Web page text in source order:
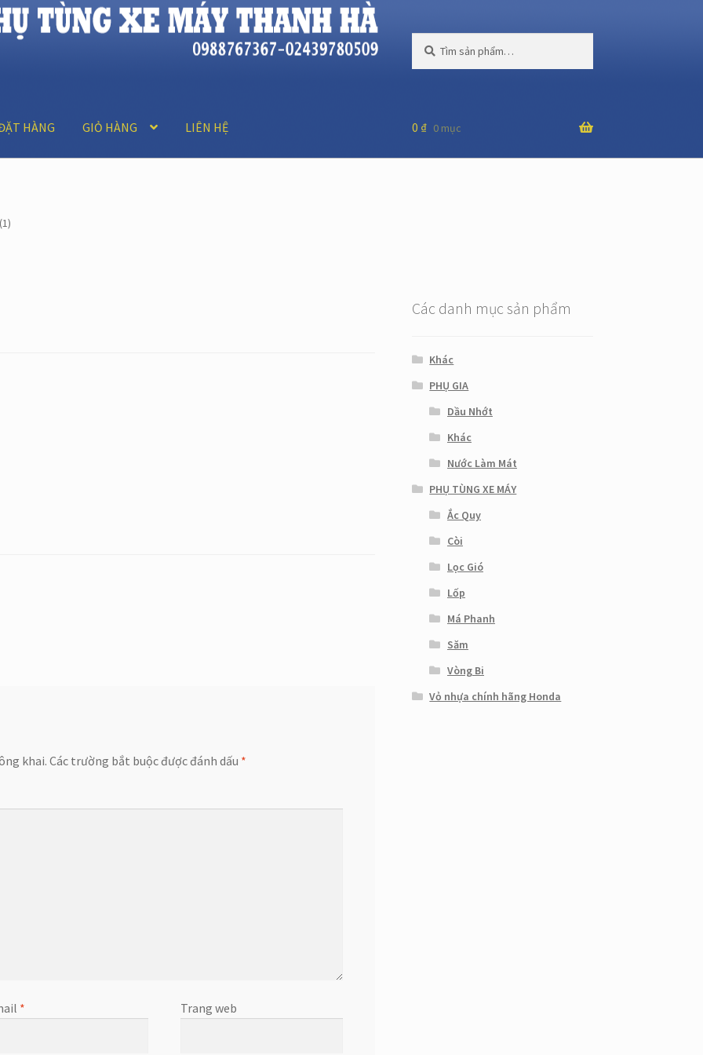
kiếm:
kiếm
HÀNG GIỎ HÀNG LIÊN HỆ 0 ₫ 0 mục
khai. Các trường bắt buộc được đánh dấu *
* Trang web
Các danh mục sản phẩm
Khác
PHỤ GIA
Dầu Nhớt
Khác
Nước Làm Mát
PHỤ TÙNG XE MÁY
Ắc Quy
Còi
Lọc Gió
Lốp
Má Phanh
Săm
Vòng Bi
Vỏ nhựa chính hãng Honda